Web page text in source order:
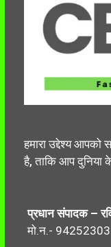
हमारा उद्देश्य आपको
है, ताकि आप दुनिया
प्रधान संपादक –
मो.न.-